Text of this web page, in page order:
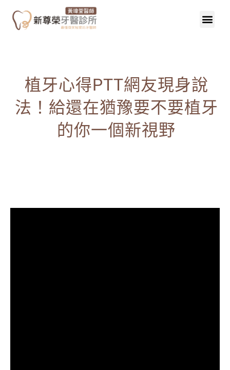
植牙心得PTT網友現身說
法！給還在猶豫要不要植牙
的你一個新視野